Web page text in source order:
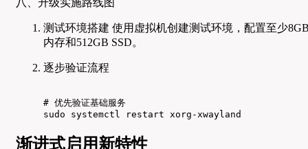
八、升级实施路线图
测试环境搭建 使用虚拟机创建测试环境，配置至少
内存和512GB SSD。
逐步验证流程
# 优先验证基础服务
sudo systemctl restart xorg-xwayland
渐进式启用新特性